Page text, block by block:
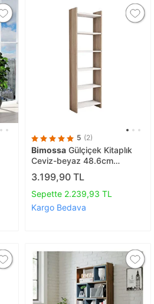
5 (2)
Bimossa Gülçiçek Kitaplık
Ceviz-beyaz 48.6cm
W6020
3.199,90 TL
Sepette 2.239,93 TL
Kargo Bedava